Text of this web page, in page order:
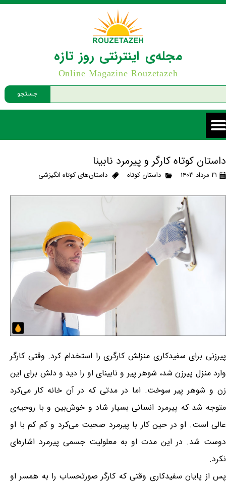
جستجو
مجله‌ی اینترنتی روز تازه
Online Magazine Rouzetazeh
داستان کوتاه کارگر و پیرمرد نابینا
۲۱ مرداد ۱۴۰۳ داستان کوتاه داستان‌های کوتاه انگیزشی
پیرزنی برای سفیدکاری منزلش کارگری را استخدام کرد. وقتی کارگر
وارد منزل پیرزن شد، شوهر پیر و نابینای او را دید و دلش برای این
زن و شوهر پیر سوخت. اما در مدتی که در آن خانه کار می‌کرد
متوجه شد که پیرمرد انسانی بسیار شاد و خوش‌بین و با روحیه‌ی
عالی است. او در حین کار با پیرمرد صحبت می‌کرد و کم کم با او
دوست شد. در این مدت او به معلولیت جسمی پیرمرد اشاره‌ای
نکرد.
پس از پایان سفیدکاری وقتی که کارگر صورتحساب را به همسر او